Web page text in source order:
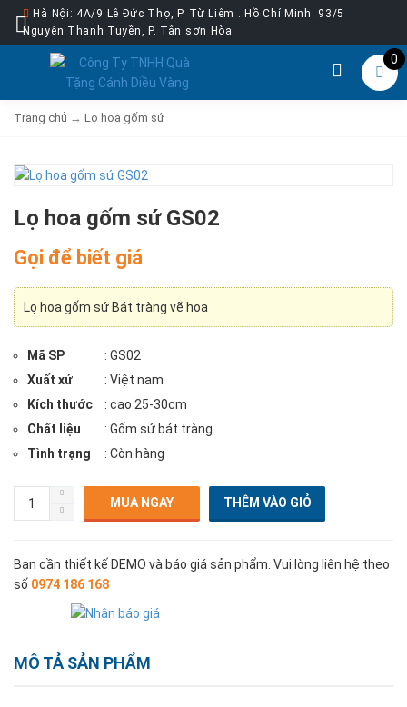
Hà Nội: 4A/9 Lê Đức Thọ, P. Từ Liêm . Hồ Chí Minh: 93/5
Nguyễn Thanh Tuyền, P. Tân sơn Hòa
0
Trang chủ → Lọ hoa gốm sứ
Lọ hoa gốm sứ GS02
Gọi để biết giá
Lọ hoa gốm sứ Bát tràng vẽ hoa
Mã SP
: GS02
Xuất xứ
: Việt nam
Kích thước
: cao 25-30cm
Chất liệu
: Gốm sứ bát tràng
Tình trạng
: Còn hàng
MUA NGAY
Bạn cần thiết kế DEMO và báo giá sản phẩm. Vui lòng liên hệ theo
số 0974 186 168
MÔ TẢ SẢN PHẨM